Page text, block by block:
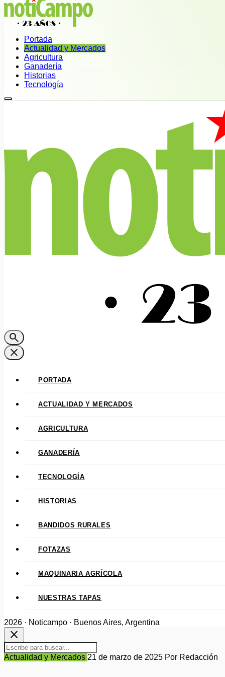
Portada
Actualidad y Mercados
Agricultura
Ganadería
Historias
Tecnología
search
close
PORTADA
ACTUALIDAD Y MERCADOS
AGRICULTURA
GANADERÍA
TECNOLOGÍA
HISTORIAS
BANDIDOS RURALES
FOTAZAS
MAQUINARIA AGRÍCOLA
NUESTRAS TAPAS
2026 · Noticampo · Buenos Aires, Argentina
close
Actualidad y Mercados 21 de marzo de 2025 Por Redacción